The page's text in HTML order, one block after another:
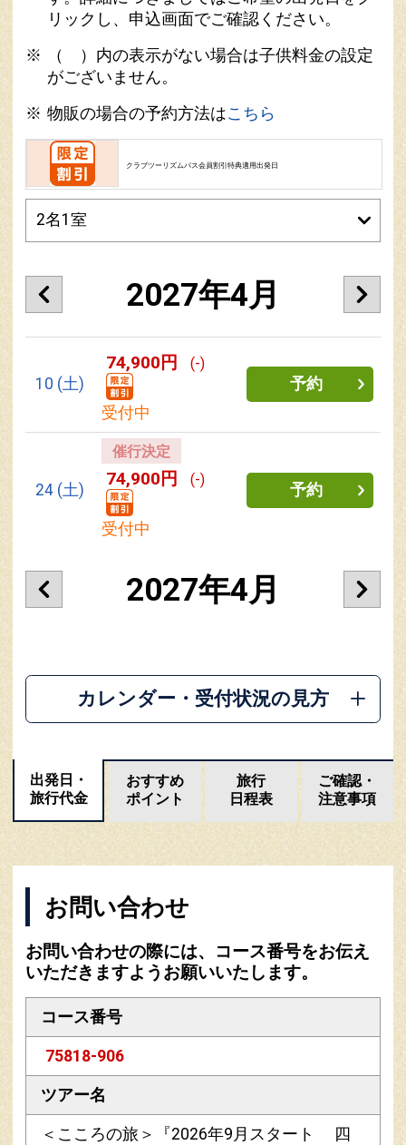
リックし、申込画面でご確認ください。
（ ）内の表示がない場合は子供料金の設定
がございません。
物販の場合の予約方法はこちら
クラブツーリズムパス会員割引特典適用出発日
2027年4月
10 (土)
74,900円 (-)
受付中
予約
24 (土)
催行決定
74,900円 (-)
受付中
予約
2027年4月
カレンダー・受付状況の見方
出発日・
旅行代金
おすすめ
ポイント
旅行
日程表
ご確認・
注意事項
お問い合わせ
お問い合わせの際には、コース番号をお伝え
いただきますようお願いいたします。
コース番号
75818-906
ツアー名
＜こころの旅＞『2026年9月スタート 四